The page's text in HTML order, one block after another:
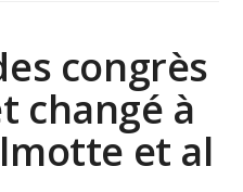
congrès
changé à
et al